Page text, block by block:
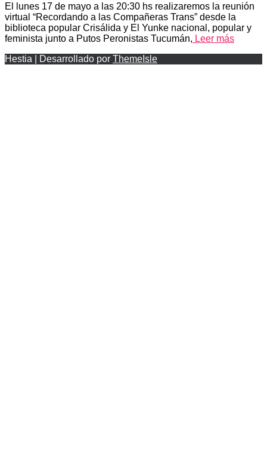
El lunes 17 de mayo a las 20:30 hs realizaremos la reunión
virtual “Recordando a las Compañeras Trans” desde la
biblioteca popular Crisálida y El Yunke nacional, popular y
feminista junto a Putos Peronistas Tucumán, Leer más
Hestia | Desarrollado por ThemeIsle